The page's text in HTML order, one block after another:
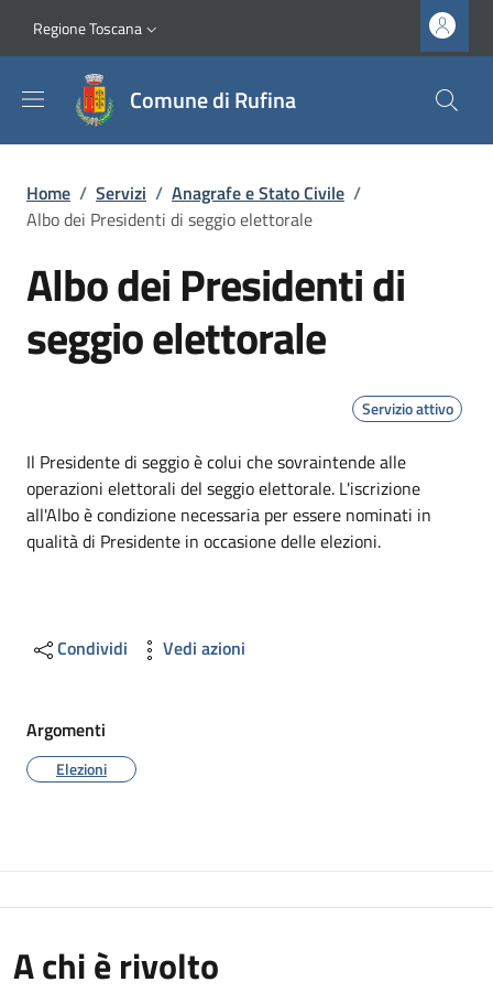
Slim top
Regione Toscana
Comune di Rufina
Briciole di pane
Home / Servizi / Anagrafe e Stato Civile /
Albo dei Presidenti di seggio elettorale
Albo dei Presidenti di
seggio elettorale
Servizio attivo
Dettagli
Il Presidente di seggio è colui che sovraintende alle
operazioni elettorali del seggio elettorale. L'iscrizione
all'Albo è condizione necessaria per essere nominati in
qualità di Presidente in occasione delle elezioni.
Condividi Vedi azioni
Argomenti
Elezioni
A chi è rivolto